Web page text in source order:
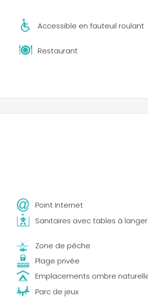
Accessible en fauteuil roulant
Restaurant
Point Internet
Sanitaires avec tables à langer
Zone de pêche
Plage privée
Emplacements ombre
Parc de jeux